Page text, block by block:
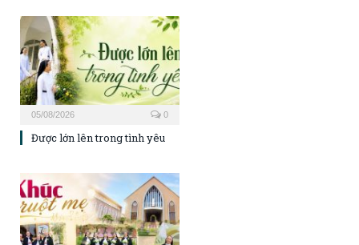
05/08/2026 0
Được lớn lên trong tình yêu